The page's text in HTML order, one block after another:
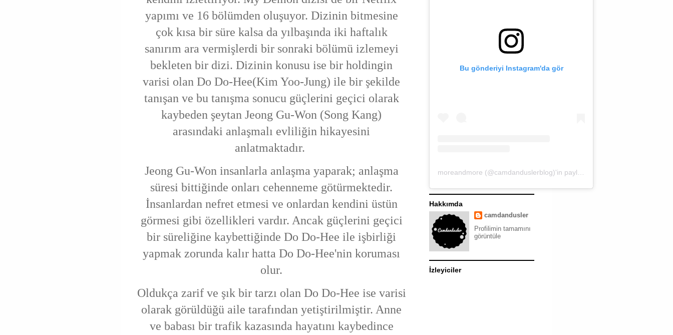
yapımı ve 16 bölümden oluşuyor. Dizinin bitmesine
çok kısa bir süre kalsa da yılbaşında iki haftalık
sanırım ara vermişlerdi bir sonraki bölümü izlemeyi
bekleten bir dizi. Dizinin konusu ise bir holdingin
varisi olan Do Do-Hee(Kim Yoo-Jung) ile bir şekilde
tanışan ve bu tanışma sonucu güçlerini geçici olarak
kaybeden şeytan Jeong Gu-Won (Song Kang)
arasındaki anlaşmalı evliliğin hikayesini
anlatmaktadır.
Jeong Gu-Won insanlarla anlaşma yaparak; anlaşma
süresi bittiğinde onları cehenneme götürmektedir.
İnsanlardan nefret etmesi ve onlardan kendini üstün
görmesi gibi özellikleri vardır. Ancak güçlerini geçici
bir süreliğine kaybettiğinde Do Do-Hee ile işbirliği
yapmak zorunda kalır hatta Do Do-Hee'nin koruması
olur.
Oldukça zarif ve şık bir tarzı olan Do Do-Hee ise varisi
olarak görüldüğü aile tarafından yetiştirilmiştir. Anne
ve babası bir trafik kazasında hayatını kaybedince
Bu gönderiyi Instagram'da gör
Hakkımda
camdandusler
Profilimin tamamını
görüntüle
İzleyiciler